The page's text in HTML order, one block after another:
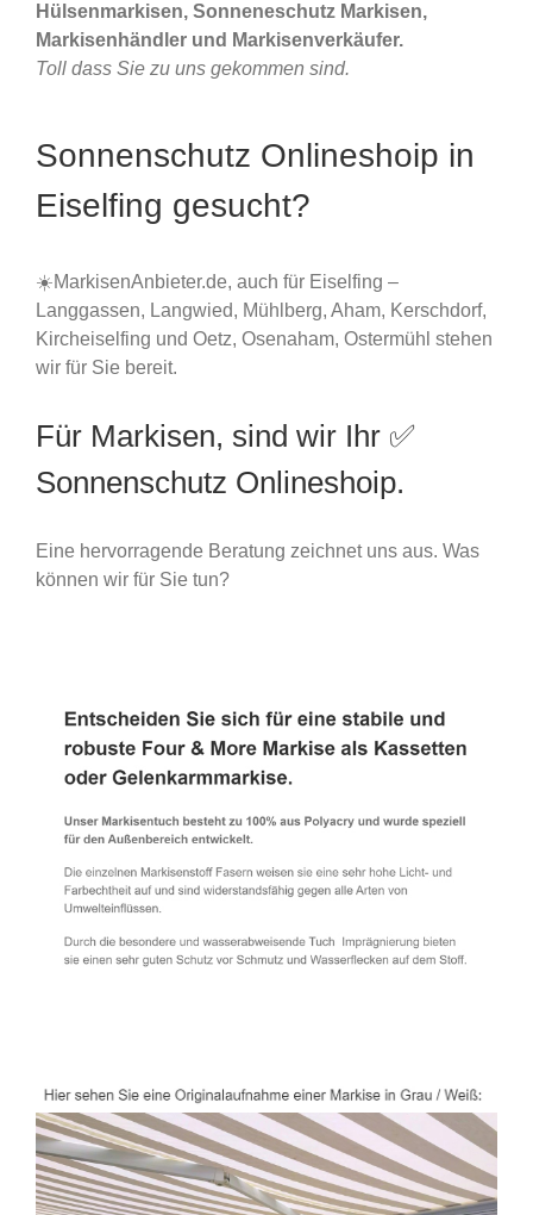
Hülsenmarkisen, Sonneneschutz Markisen,
Markisenhändler und Markisenverkäufer.
Toll dass Sie zu uns gekommen sind.
Sonnenschutz Onlineshoip in
Eiselfing gesucht?
☀️MarkisenAnbieter.de, auch für Eiselfing –
Langgassen, Langwied, Mühlberg, Aham, Kerschdorf,
Kircheiselfing und Oetz, Osenaham, Ostermühl stehen
wir für Sie bereit.
Für Markisen, sind wir Ihr ✅
Sonnenschutz Onlineshoip.
Eine hervorragende Beratung zeichnet uns aus. Was
können wir für Sie tun?